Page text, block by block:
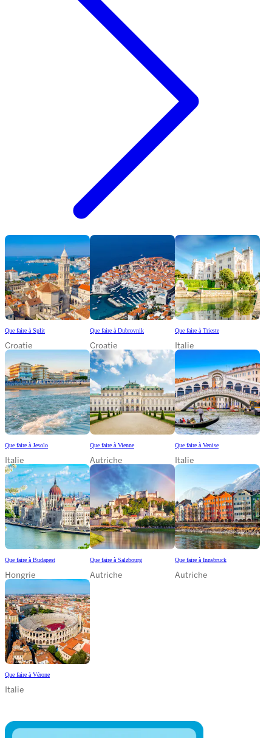
Que faire à Split
Croatie
Que faire à Dubrovnik
Croatie
Que faire à Trieste
Italie
Que faire à Jesolo
Italie
Que faire à Vienne
Autriche
Que faire à Venise
Italie
Que faire à Budapest
Hongrie
Que faire à Salzbourg
Autriche
Que faire à Innsbruck
Autriche
Que faire à Vérone
Italie